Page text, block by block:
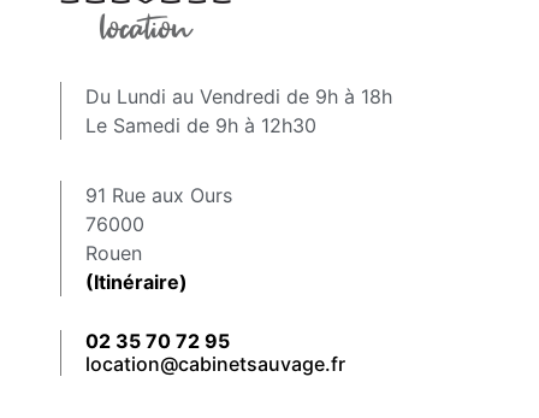
Du Lundi au Vendredi de 9h à 18h
Le Samedi de 9h à 12h30
91 Rue aux Ours
76000
Rouen
(Itinéraire)
02 35 70 72 95
location@cabinetsauvage.fr